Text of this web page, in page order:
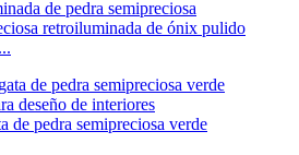
retroiluminada de ónix pulido
de pedra semipreciosa verde